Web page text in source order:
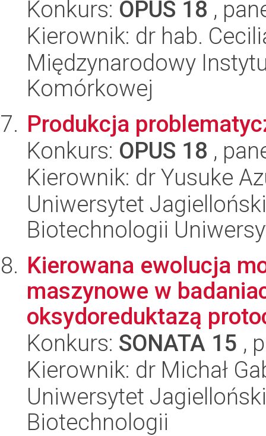
Konkurs: OPUS 18 ,
Kierownik: dr hab.
Międzynarodowy
Komórkowej
Produkcja
Konkurs: OPUS 18 ,
Kierownik: dr Yusuke
Uniwersytet
Biotechnologii
Kierowana ewolucja
maszynowe w
oksydoreduktazą
Konkurs: SONATA 15 ,
Kierownik: dr Michał
Uniwersytet
Biotechnologii